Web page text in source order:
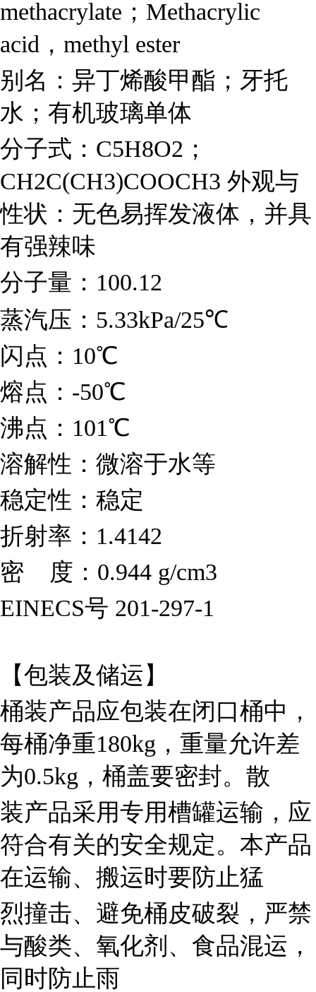
methacrylate；Methacrylic
acid，methyl ester
别名：异丁烯酸甲酯；牙托
水；有机玻璃单体
分子式：C5H8O2；
CH2C(CH3)COOCH3 外观与
性状：无色易挥发液体，并具
有强辣味
分子量：100.12
蒸汽压：5.33kPa/25℃
闪点：10℃
熔点：-50℃
沸点：101℃
溶解性：微溶于水等
稳定性：稳定
折射率：1.4142
密 度：0.944 g/cm3
EINECS号 201-297-1
【包装及储运】
桶装产品应包装在闭口桶中，
每桶净重180kg，重量允许差
为0.5kg，桶盖要密封。散
装产品采用专用槽罐运输，应
符合有关的安全规定。本产品
在运输、搬运时要防止猛
烈撞击、避免桶皮破裂，严禁
与酸类、氧化剂、食品混运，
同时防止雨